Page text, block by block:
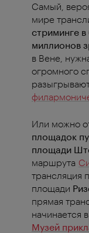
Самый,
мире
стриминге
миллионов
в Вене,
огромного
Или можно
площадок
площади
маршрута
трансляция
площади
прямая
начинается
Музей